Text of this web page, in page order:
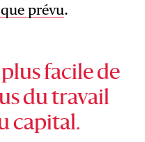
prévu.
facile de
du travail
capital.